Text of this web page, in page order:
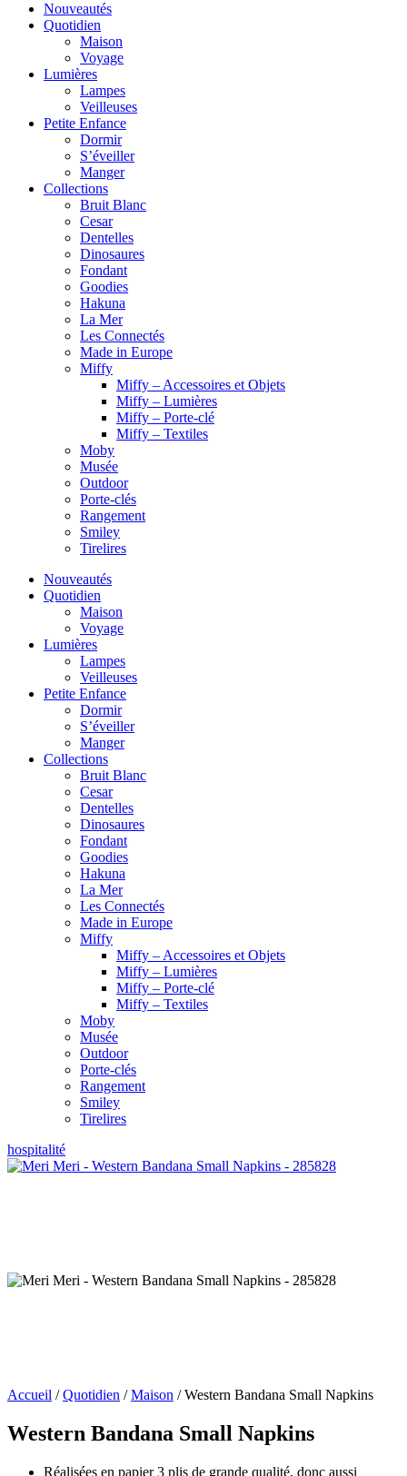
Nouveautés
Quotidien
Maison
Voyage
Lumières
Lampes
Veilleuses
Petite Enfance
Dormir
S’éveiller
Manger
Collections
Bruit Blanc
Cesar
Dentelles
Dinosaures
Fondant
Goodies
Hakuna
La Mer
Les Connectés
Made in Europe
Miffy
Miffy – Accessoires et Objets
Miffy – Lumières
Miffy – Porte-clé
Miffy – Textiles
Moby
Musée
Outdoor
Porte-clés
Rangement
Smiley
Tirelires
Nouveautés
Quotidien
Maison
Voyage
Lumières
Lampes
Veilleuses
Petite Enfance
Dormir
S’éveiller
Manger
Collections
Bruit Blanc
Cesar
Dentelles
Dinosaures
Fondant
Goodies
Hakuna
La Mer
Les Connectés
Made in Europe
Miffy
Miffy – Accessoires et Objets
Miffy – Lumières
Miffy – Porte-clé
Miffy – Textiles
Moby
Musée
Outdoor
Porte-clés
Rangement
Smiley
Tirelires
hospitalité
Accueil /Quotidien /Maison / Western Bandana Small Napkins
Western Bandana Small Napkins
Réalisées en papier 3 plis de grande qualité, donc aussi